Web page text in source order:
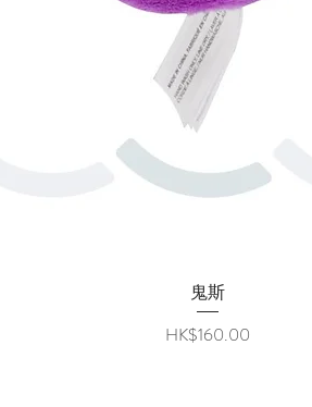
快速瀏覽
鬼斯
價格
HK$160.00